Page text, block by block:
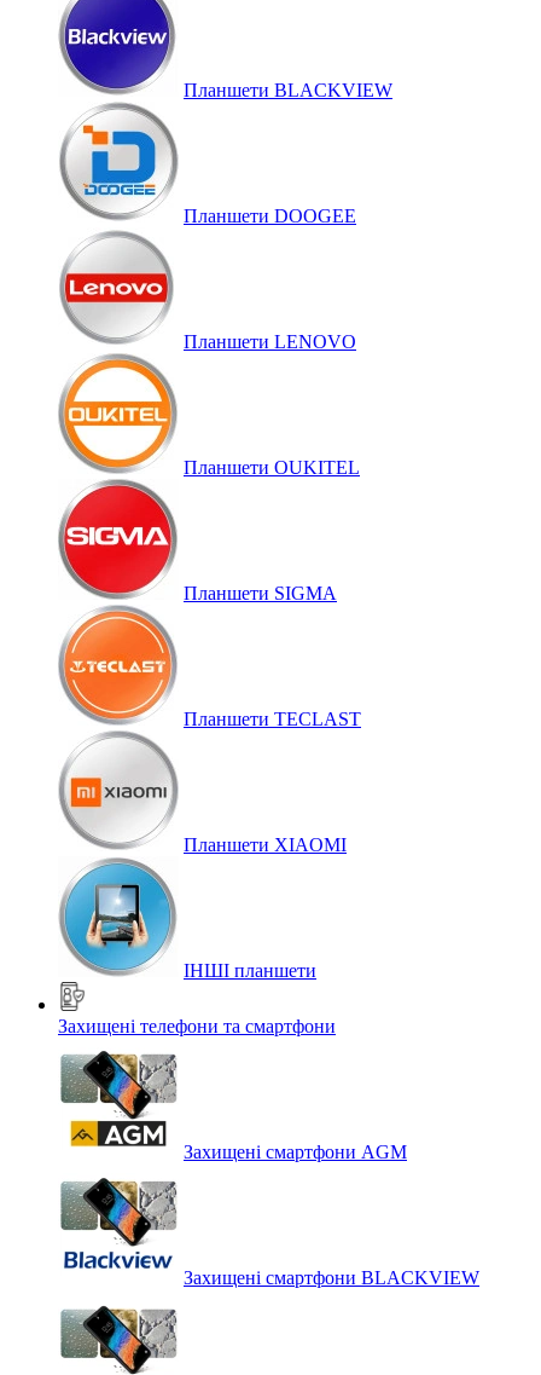
Планшети BLACKVIEW
Планшети DOOGEE
Планшети LENOVO
Планшети OUKITEL
Планшети SIGMA
Планшети TECLAST
Планшети XIAOMI
ІНШІ планшети
Захищені телефони та смартфони
Захищені смартфони AGM
Захищені смартфони BLACKVIEW